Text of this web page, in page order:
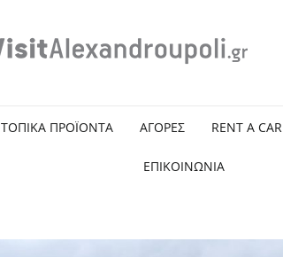
ΤΟΠΙΚΑ ΠΡΟΪΟΝΤΑ ΑΓΟΡΕΣ RENT A CAR
ΕΠΙΚΟΙΝΩΝΙΑ